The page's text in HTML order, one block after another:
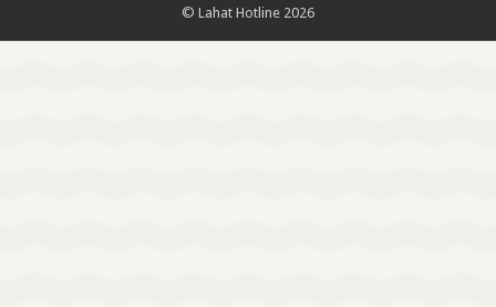
© Lahat Hotline 2026